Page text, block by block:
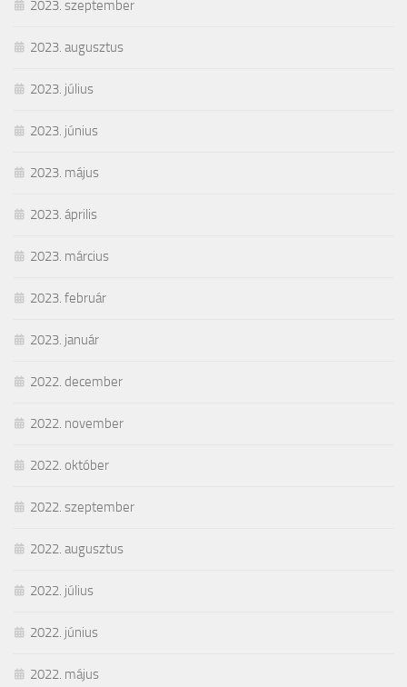
2023. szeptember
2023. augusztus
2023. július
2023. június
2023. május
2023. április
2023. március
2023. február
2023. január
2022. december
2022. november
2022. október
2022. szeptember
2022. augusztus
2022. július
2022. június
2022. május